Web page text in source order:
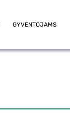
GYVENTOJAMS